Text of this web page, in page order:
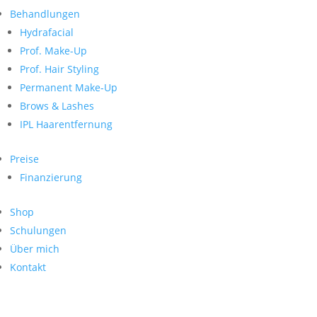
Behandlungen
Hydrafacial
Prof. Make-Up
Prof. Hair Styling
Permanent Make-Up
Brows & Lashes
IPL Haarentfernung
Preise
Finanzierung
Shop
Schulungen
Über mich
Kontakt
nach:
Neueste Kommentare
Archiv
Kategorien
Keine Kategorien
Meta
Anmelden
Feed der Einträge
WordPress.org
Search
nach:
Archive
Kontakt
Impressum
Datenschutz